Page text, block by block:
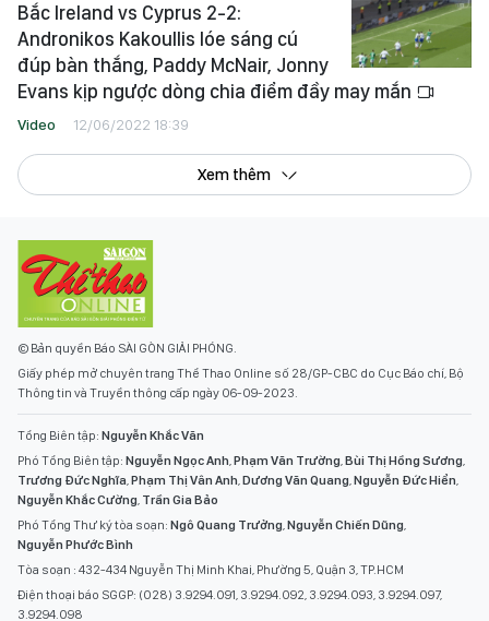
Bắc Ireland vs Cyprus 2-2:
Andronikos Kakoullis lóe sáng cú
đúp bàn thắng, Paddy McNair, Jonny
Evans kịp ngược dòng chia điểm đầy may mắn
Video 12/06/2022 18:39
Xem thêm
© Bản quyền Báo SÀI GÒN GIẢI PHÓNG.
Giấy phép mở chuyên trang Thể Thao Online số 28/GP-CBC do Cục Báo chí, Bộ
Thông tin và Truyền thông cấp ngày 06-09-2023.
Tổng Biên tập: Nguyễn Khắc Văn
Phó Tổng Biên tập: Nguyễn Ngọc Anh,Phạm Văn Trường,Bùi Thị Hồng Sương,
Trương Đức Nghĩa,Phạm Thị Vân Anh,Dương Văn Quang,Nguyễn Đức Hiển,
Nguyễn Khắc Cường, Trần Gia Bảo
Phó Tổng Thư ký tòa soạn: Ngô Quang Trưởng,Nguyễn Chiến Dũng,
Nguyễn Phước Bình
Tòa soạn : 432-434 Nguyễn Thị Minh Khai, Phường 5, Quận 3, TP.HCM
Điện thoại báo SGGP: (028) 3.9294.091, 3.9294.092, 3.9294.093, 3.9294.097,
3.9294.098